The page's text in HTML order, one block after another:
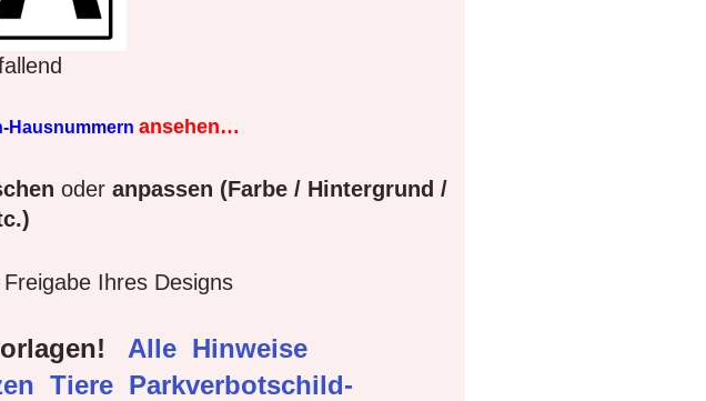
Hausnummern ansehen…
oder anpassen (Farbe / Hintergrund /
Ihres Designs
Alle Hinweise
Tiere Parkverbotschild-